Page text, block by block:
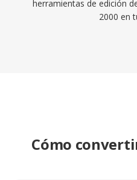
herramientas de edición
2000 en
Cómo